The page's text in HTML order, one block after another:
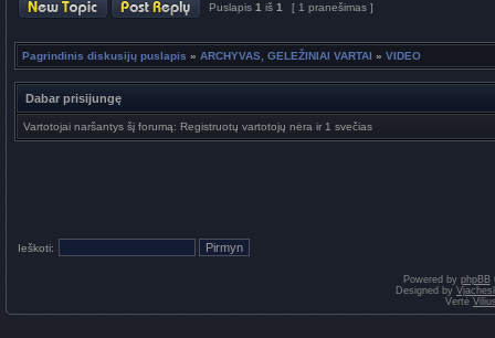
Puslapis 1 iš 1 [ 1 pranešimas ]
Pagrindinis diskusijų puslapis » ARCHYVAS, GELEŽINIAI VARTAI » VIDEO
Dabar prisijungę
Vartotojai naršantys šį forumą: Registruotų vartotojų nėra ir 1 svečias
Ieškoti:
Powered by phpBB
Designed by
Vertė